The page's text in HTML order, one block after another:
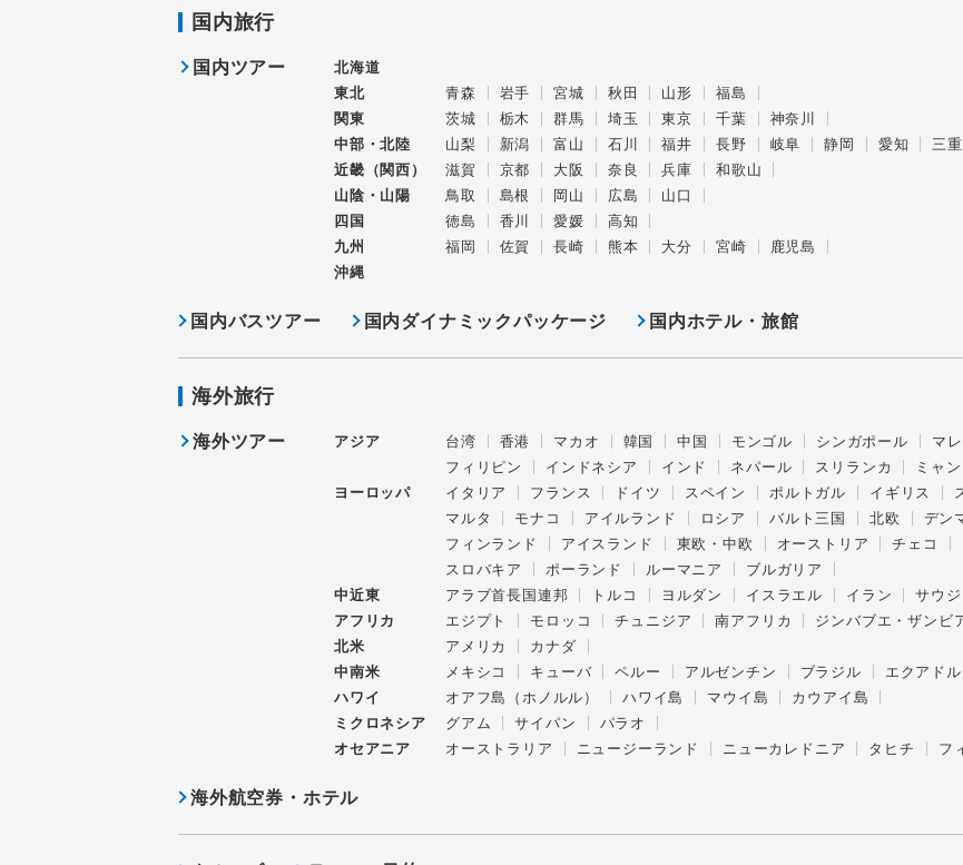
国内旅行
国内ツアー
北海道
東北
青森 岩手 宮城 秋田 山形
福島
関東
茨城 栃木 群馬 埼玉 東京 千葉
神奈川
中部・北陸
山梨 新潟 富山 石川 福井 長野 岐阜 静岡 愛知
三重
近畿（関西）
滋賀 京都 大阪 奈良 兵庫
和歌山
山陰・山陽
鳥取 島根 岡山 広島
山口
四国
徳島 香川 愛媛
高知
九州
福岡 佐賀 長崎 熊本 大分 宮崎
鹿児島
沖縄
国内バスツアー 国内ダイナミックパッケージ 国内ホテル・旅館
海外旅行
海外ツアー アジア 台湾 香港 マカオ 韓国 中国 モンゴル シンガポール マ
フィリピン
インドネシア インド ネパール スリランカ ミャ
ヨーロッパ
イタリア フランス ドイツ スペイン ポルトガル イギリス
マルタ
モナコ アイルランド ロシア バルト三国 北欧 デン
フィンランド
アイスランド 東欧・中欧 オーストリア チェコ
スロバキア
ポーランド ルーマニア
ブルガリア
中近東
アラブ首長国連邦 トルコ ヨルダン イスラエル イラン サウ
アフリカ
エジプト モロッコ チュニジア 南アフリカ ジンバブエ・ザンビ
北米
アメリカ
カナダ
中南米
メキシコ キューバ ペルー アルゼンチン ブラジル エクアドル
ハワイ
オアフ島（ホノルル） ハワイ島 マウイ島
カウアイ島
ミクロネシア
グアム サイパン
パラオ
オセアニア
オーストラリア ニュージーランド ニューカレドニア タヒチ フ
海外航空券・ホテル